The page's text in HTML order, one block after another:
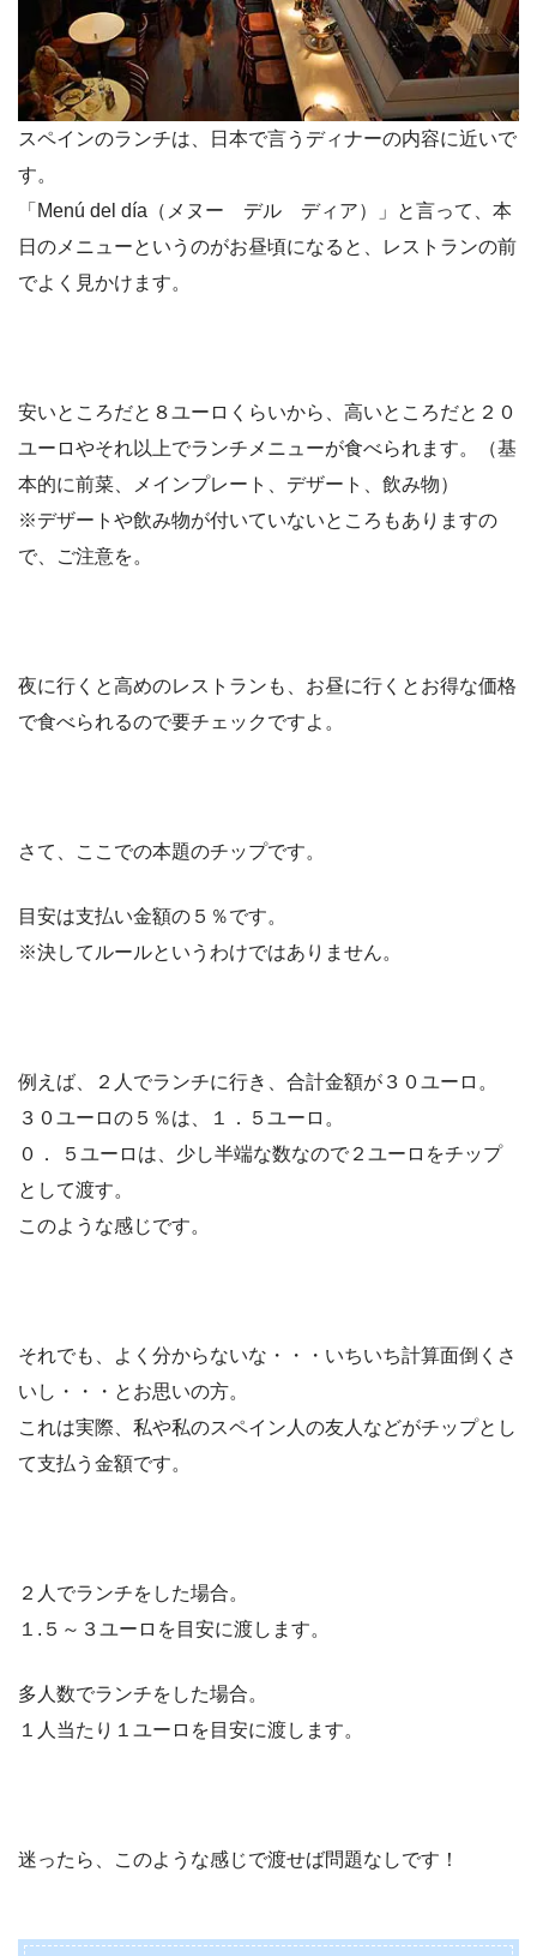
スペインのランチは、日本で言うディナーの内容に近いで
す。
「Menú del día（メヌー デル ディア）」
と言って、本
日のメニューというのがお昼頃になると、レストランの前
でよく見かけます。
安いところだと８ユーロくらいから、高いところだと２０
ユーロやそれ以上でランチメニューが食べられます。（基
本的に前菜、メインプレート、デザート、飲み物）
※デザートや飲み物が付いていないところもありますの
で、ご注意を。
夜に行くと高めのレストランも、 お昼に行くとお得な価格
で食べられるので要チェックですよ。
さて、ここでの本題のチップです。
目安は支払い金額の５％です。
※決してルールというわけではありません。
例えば、２人でランチに行き、 合計金額が３０ユーロ 。
３０ユーロの５％は、１．５ユーロ。
０． ５ユーロは、少し半端な数なので ２ユーロをチップ
として渡す。
このような感じです。
それでも、よく分からないな・・・いちいち計算面倒くさ
いし・・・とお思いの方。
これは実際、私や私のスペイン人の友人などがチップとし
て支払う金額です。
２人でランチをした場合。
１.５～３ユーロを目安に渡します。
多人数でランチをした場合。
１人当たり１ユーロを目安に渡します。
迷ったら、このような感じで渡せば問題なしです！